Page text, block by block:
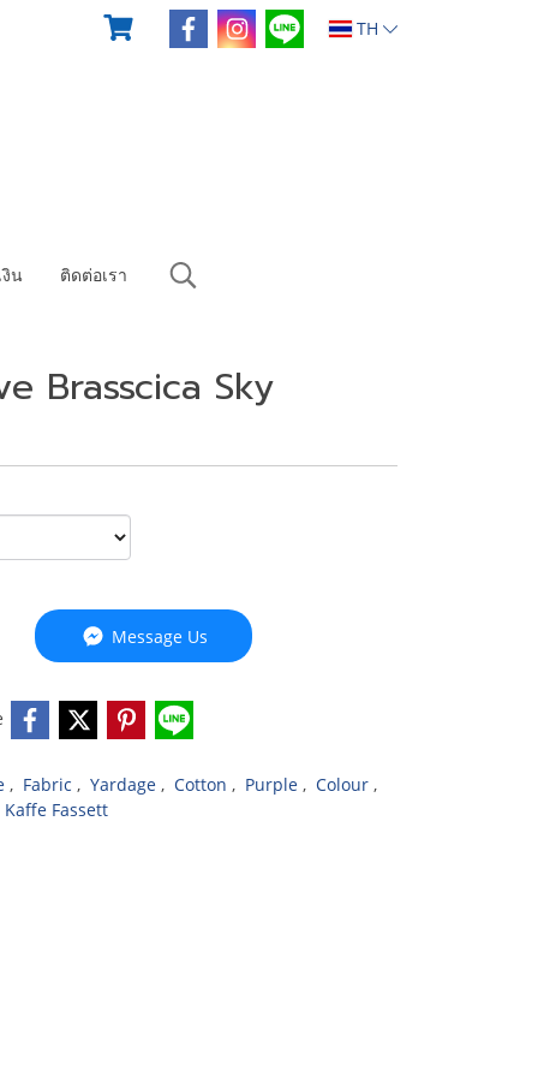
TH
น ติดต่อเรา
Brasscica Sky
Message Us
, Fabric , Yardage , Cotton , Purple , Colour ,
Kaffe Fassett